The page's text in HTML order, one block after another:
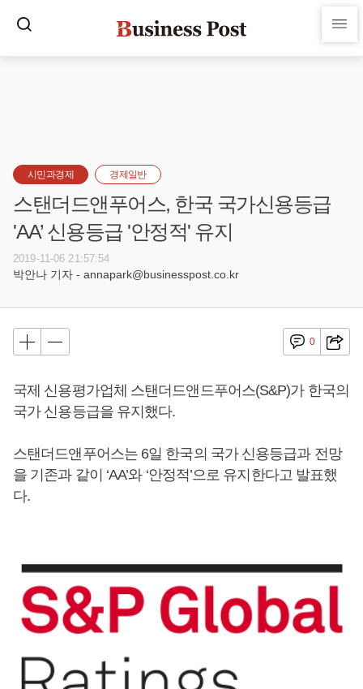
시민과경제 경제일반
스탠더드앤푸어스, 한국 국가신용등급
'AA’ 신용등급 '안정적' 유지
2019-11-06 21:57:54
박안나 기자 - annapark@businesspost.co.kr
0
국제 신용평가업체 스탠더드앤드푸어스(S&P)가 한국의
국가 신용등급을 유지했다.
스탠더드앤푸어스는 6일 한국의 국가 신용등급과 전망
을 기존과 같이 ‘AA’와 ‘안정적’으로 유지한다고 발표했
다.